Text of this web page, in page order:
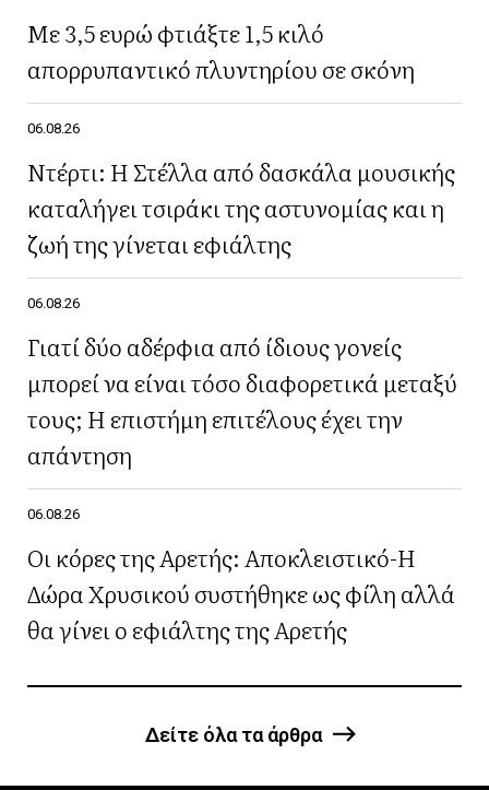
Με 3,5 ευρώ φτιάξτε 1,5 κιλό
απορρυπαντικό πλυντηρίου σε σκόνη
06.08.26
Ντέρτι: Η Στέλλα από δασκάλα μουσικής
καταλήγει τσιράκι της αστυνομίας και η
ζωή της γίνεται εφιάλτης
06.08.26
Γιατί δύο αδέρφια από ίδιους γονείς
μπορεί να είναι τόσο διαφορετικά μεταξύ
τους; Η επιστήμη επιτέλους έχει την
απάντηση
06.08.26
Οι κόρες της Αρετής: Αποκλειστικό-Η
Δώρα Χρυσικού συστήθηκε ως φίλη αλλά
θα γίνει ο εφιάλτης της Αρετής
Δείτε όλα τα άρθρα